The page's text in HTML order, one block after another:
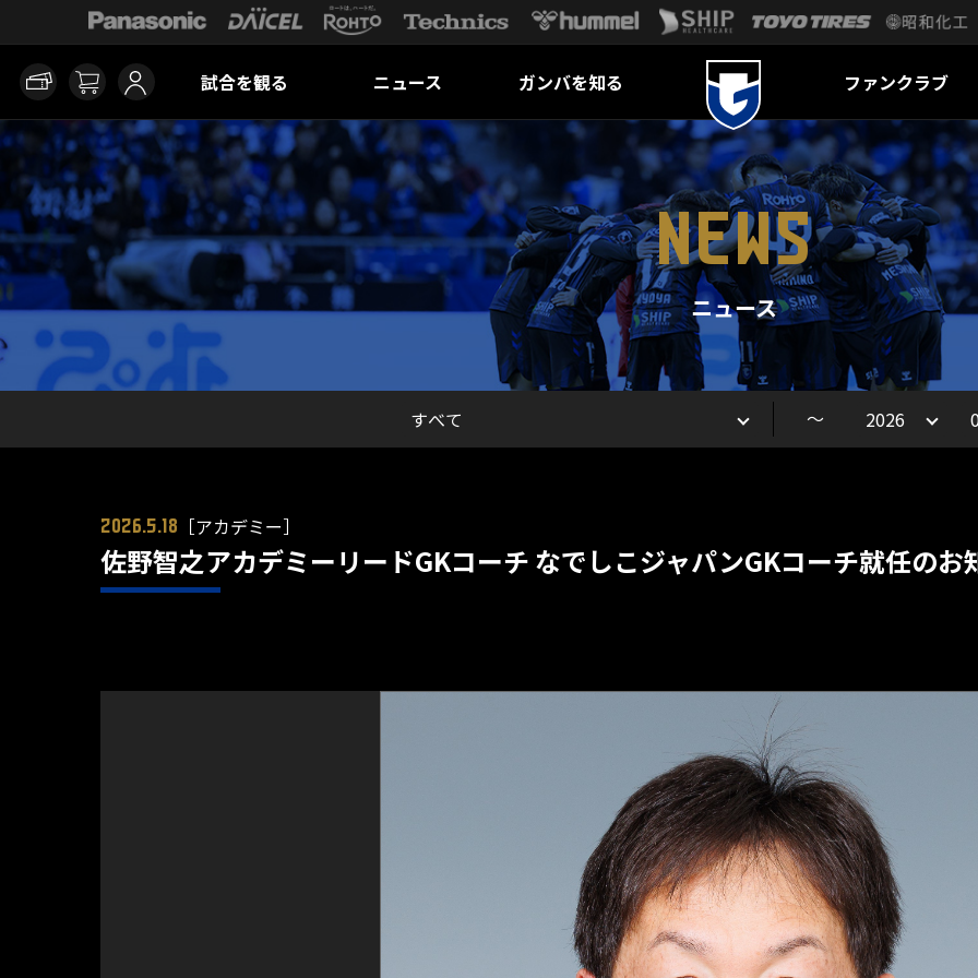
試合を観る ニュース ガンバを知る ファンクラブ
NEWS
ニュース
～
2026.5.18 ［アカデミー］
佐野智之アカデミーリードGKコーチ なでしこジャパンGKコーチ就任のお